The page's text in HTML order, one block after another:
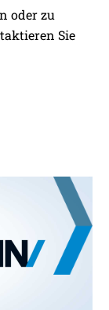
oder zu
Sie